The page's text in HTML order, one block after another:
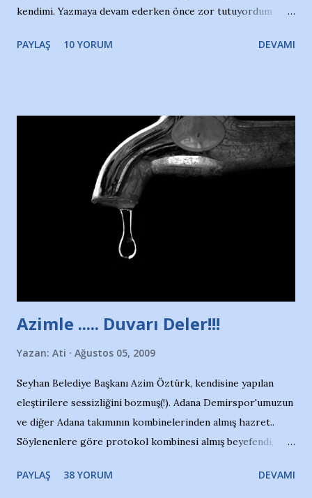
kendimi. Yazmaya devam ederken önce zor tutuyordum
Yazımı, ağlayarak bitirebildim ancak…Kendisinin web
Nesrin’in Hikayesi’ne başlıyorum… 1964 Adana Yüzme
havuzunun kenarında 7 yaşında kara kuru bir kız çocuğu
duruyor. Havuzun içinde Adana Demirspor Kulübü
yüzücüleri. Erkekler çoğunlukta. Küçük kız etrafına bakıyor.
Sadece 4 kız çocuğu var. Nesrin, Adana Demirspor’un 4
kızından biri oluyor o gün…Giriyor havuza. 1973 – 1975
Adana Nesrin, 16 yaşında. Yüzüyor. 7 yaşında girdiği
Türkiye 3.lüğü var. 17 yaşında mar...
PAYLAŞ 10 YORUM DEVAMI
Azimle ..... Duvarı Deler!!!
Yazan: Ati Ağustos 05, 2009
Seyhan Belediye Başkanı Azim Öztürk, kendisine yapılan
eleştirilere sessizliğini bozmuş(!). Adana Demirspor'umuzun
ve diğer Adana takımının kombinelerinden almış hazret..
Söylenenlere göre protokol kombinesi almış beyefendi,
ki kombineyi Bekir Başkan'dan alırken; dillere destan..
PAYLAŞ 38 YORUM DEVAMI